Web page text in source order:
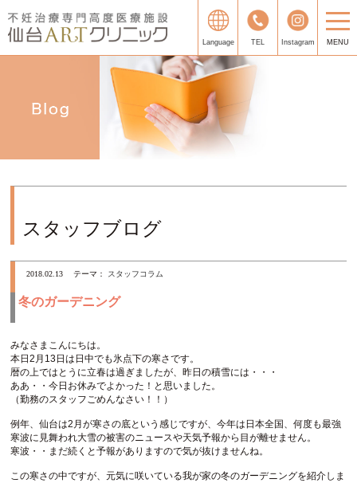
Language TEL Instagram MENU
スタッフブログ
2018.02.13 テーマ： スタッフコラム
冬のガーデニング
みなさまこんにちは。
本日2月13日は日中でも氷点下の寒さです。
暦の上ではとうに立春は過ぎましたが、昨日の積雪には・・・
ああ・・今日お休みでよかった！と思いました。
（勤務のスタッフごめんなさい！！）
例年、仙台は2月が寒さの底という感じですが、今年は日本全国、何度も最強
寒波に見舞われ大雪の被害のニュースや天気予報から目が離せません。
寒波・・まだ続くと予報がありますので気が抜けませんね。
この寒さの中ですが、元気に咲いている我が家の冬のガーデニングを紹介しま